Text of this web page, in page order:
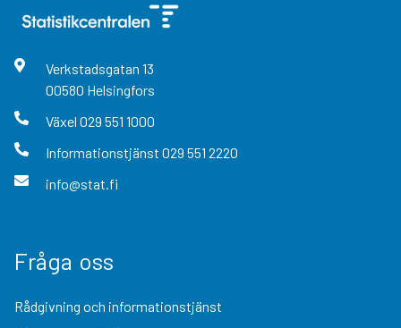
Verkstadsgatan 13
00580 Helsingfors
Växel 029 551 1000
Informationstjänst 029 551 2220
info@stat.fi
Fråga oss
Rådgivning och informationstjänst